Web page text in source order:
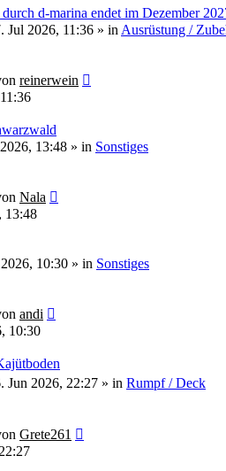
d-marina endet im Dezember
Jul 2026, 11:36 » in Ausrüstung /
reinerwein
13:48 » in Sonstiges
Nala
13:48
10:30 » in Sonstiges
andi
10:30
Jun 2026, 22:27 » in Rumpf / Deck
Grete261